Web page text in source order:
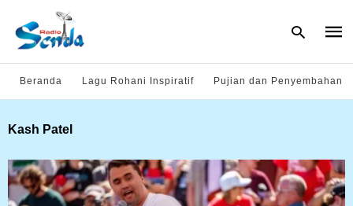
and
hit
Beranda Lagu Rohani Inspiratif Pujian dan Penyembahan
Kash Patel